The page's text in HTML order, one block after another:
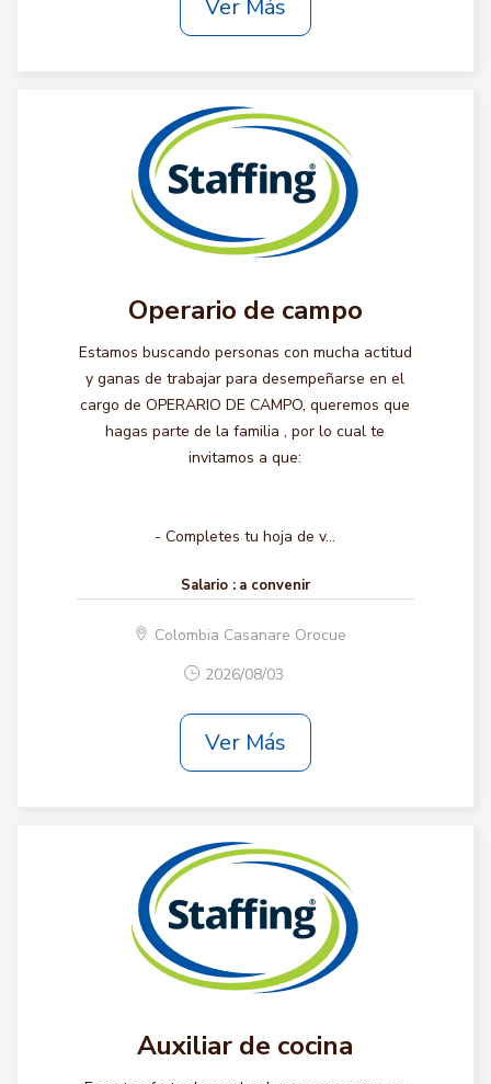
Ver Más
Operario de campo
Estamos buscando personas con mucha actitud
y ganas de trabajar para desempeñarse en el
cargo de OPERARIO DE CAMPO, queremos que
hagas parte de la familia , por lo cual te
invitamos a que:
- Completes tu hoja de v...
Salario : a convenir
Colombia Casanare Orocue
2026/08/03
Ver Más
Auxiliar de cocina